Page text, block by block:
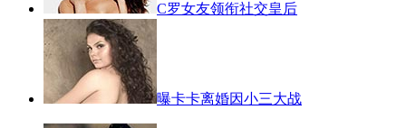
C罗女友领衔社交皇后
曝卡卡离婚因小三大战